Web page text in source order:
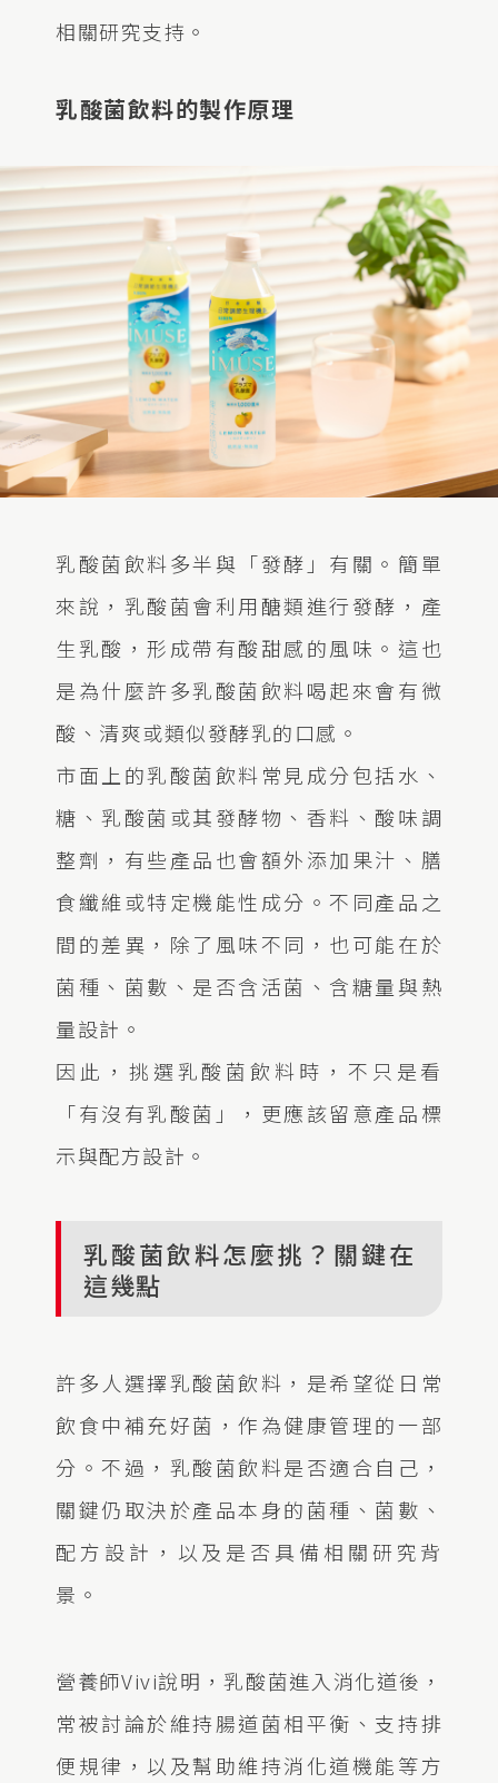
相關研究支持。
乳酸菌飲料的製作原理
乳酸菌飲料多半與「發酵」有關。簡單
來說，乳酸菌會利用醣類進行發酵，產
生乳酸，形成帶有酸甜感的風味。這也
是為什麼許多乳酸菌飲料喝起來會有微
酸、清爽或類似發酵乳的口感。
市面上的乳酸菌飲料常見成分包括水、
糖、乳酸菌或其發酵物、香料、酸味調
整劑，有些產品也會額外添加果汁、膳
食纖維或特定機能性成分。不同產品之
間的差異，除了風味不同，也可能在於
菌種、菌數、是否含活菌、含糖量與熱
量設計。
因此，挑選乳酸菌飲料時，不只是看
「有沒有乳酸菌」，更應該留意產品標
示與配方設計。
乳酸菌飲料怎麼挑？關鍵在
這幾點
許多人選擇乳酸菌飲料，是希望從日常
飲食中補充好菌，作為健康管理的一部
分。不過，乳酸菌飲料是否適合自己，
關鍵仍取決於產品本身的菌種、菌數、
配方設計，以及是否具備相關研究背
景。
營養師Vivi說明，乳酸菌進入消化道後，
常被討論於維持腸道菌相平衡、支持排
便規律，以及幫助維持消化道機能等方